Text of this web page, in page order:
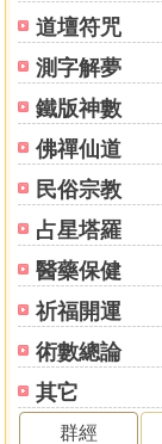
道壇符咒
測字解夢
鐵版神數
佛禪仙道
民俗宗教
占星塔羅
醫藥保健
祈福開運
術數總論
其它
群經